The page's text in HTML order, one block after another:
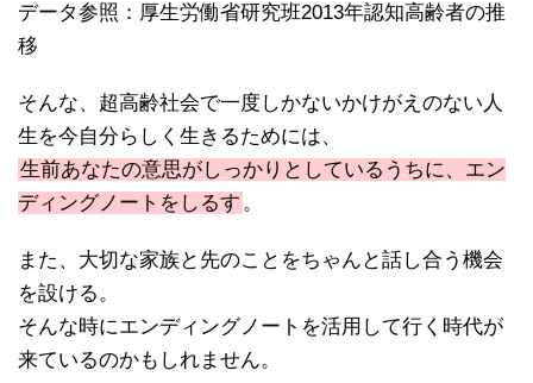
データ参照：厚生労働省研究班2013年認知高齢者の推
移
そんな、超高齢社会で一度しかないかけがえのない人
生を今自分らしく生きるためには、
生前あなたの意思がしっかりとしているうちに、エン
ディングノートをしるす 。
また、大切な家族と先のことをちゃんと話し合う機会
を設ける。
そんな時にエンディングノートを活用して行く時代が
来ているのかもしれません。